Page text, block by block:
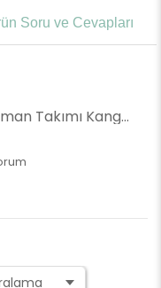
Soru ve Cevapları
Erkek Çocuk Eşofman Takımı Kanguru Cepli Su Yeşili (4 Yaş)